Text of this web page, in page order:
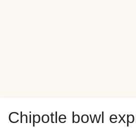
Chipotle bowl